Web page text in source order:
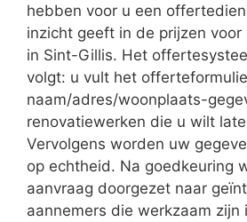
hebben voor u een
inzicht geeft in de prijzen
in Sint-Gillis. Het
volgt: u vult het
naam/adres/woonplaats-
renovatiewerken die u wilt
Vervolgens worden uw
op echtheid. Na goedkeuring
aanvraag doorgezet naar
aannemers die werkzaam zijn